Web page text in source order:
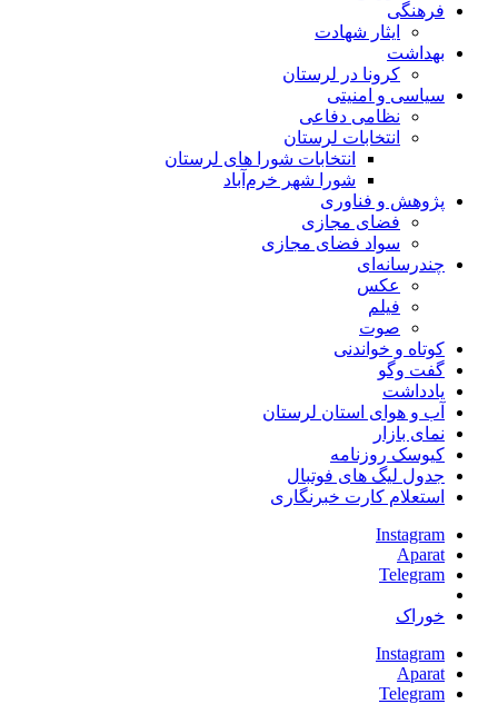
فرهنگی
ایثار شهادت
بهداشت
کرونا در لرستان
سیاسی و امنیتی
نظامی دفاعی
انتخابات لرستان
انتخابات شورا های لرستان
شورا شهر خرم‌آباد
پژوهش و فناوری
فضای مجازی
سواد فضای مجازی
چندرسانه‌ای
عكس
فیلم
صوت
کوتاه و خواندنی
گفت وگو
یادداشت
آب و هوای استان لرستان
نمای بازار
کیوسک روزنامه
جدول لیگ های فوتبال
استعلام کارت خبرنگاری
Instagram
Aparat
Telegram
خوراک
Instagram
Aparat
Telegram